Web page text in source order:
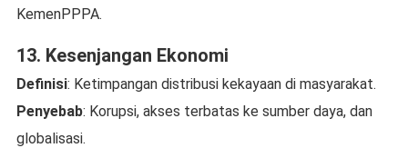
KemenPPPA.
13. Kesenjangan Ekonomi
Definisi: Ketimpangan distribusi kekayaan di masyarakat.
Penyebab: Korupsi, akses terbatas ke sumber daya, dan
globalisasi.